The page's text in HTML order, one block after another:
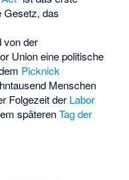
Gesetz, das
von der
Unioneine politische
Picknick
Menschen
Folgezeit der Labor
späterenTag der